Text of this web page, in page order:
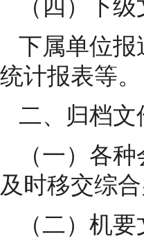
（四）下级
下属单位报
统计报表等。
二、归档文
（一）各种
及时移交综
（二）机要